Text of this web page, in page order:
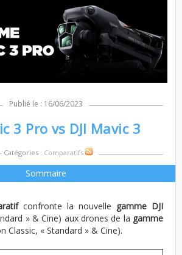
Publié le : 16/06/2023
3 Pro vs DJI Mavic 3
- Catégories : Comparatifs
Sommaire
confronte la nouvelle gamme DJI
» & Cine) aux drones de la gamme
Classic, « Standard » & Cine).